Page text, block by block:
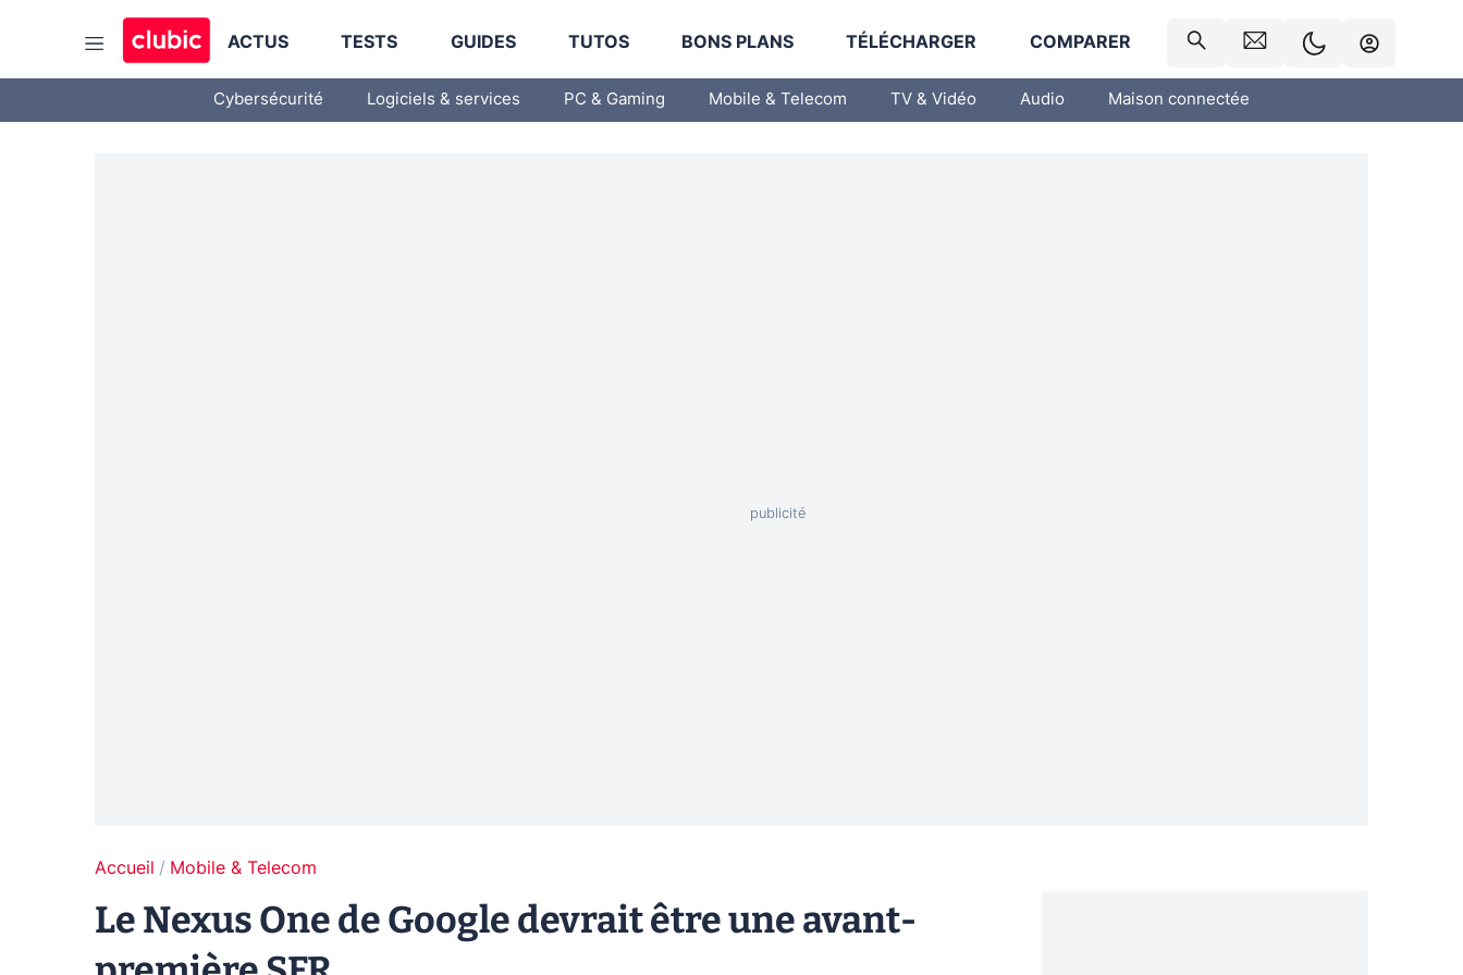
ACTUS TESTS GUIDES TUTOS BONS PLANS TÉLÉCHARGER COMPARER
Cybersécurité Logiciels & services PC & Gaming Mobile & Telecom TV & Vidéo Audio Maison connectée
Accueil Mobile & Telecom
Le Nexus One de Google devrait être une avant-